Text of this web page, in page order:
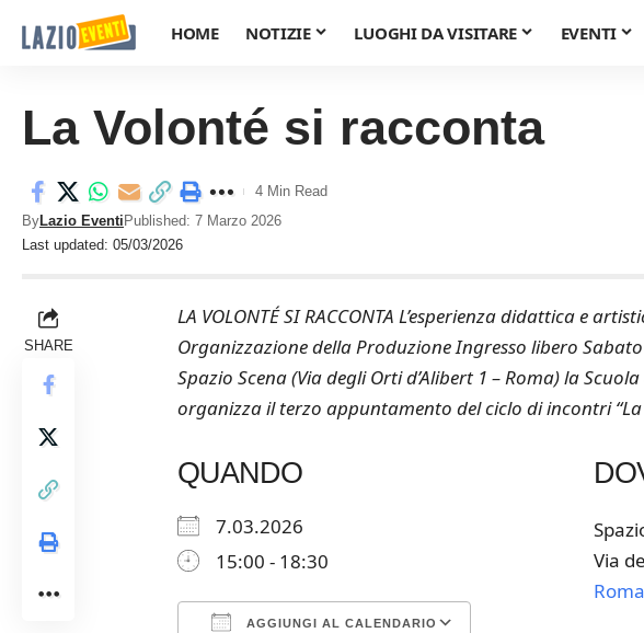
HOME NOTIZIE LUOGHI DA VISITARE EVENTI
La Volonté si racconta
Last updated: 05/03/2026
ByLazio Eventi Published: 7 Marzo 2026
4 Min Read
SHARE
LA VOLONTÉ SI RACCONTA L’esperienza didattica e
Organizzazione della Produzione Ingresso libero
Spazio Scena (Via degli Orti d’Alibert 1 – Roma) la
organizza il terzo appuntamento del ciclo di incontri “La
QUANDO
7.03.2026
15:00 - 18:30
AGGIUNGI AL CALENDARIO
Via
Roma